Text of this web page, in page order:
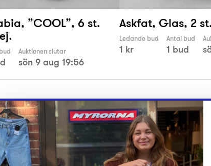
”COOL”, 6 st.
Auktionen slutar
sön 9 aug 19:56
Askfat, Glas, 2 st.
Ledande bud
1 kr
Antal bud
1 bud